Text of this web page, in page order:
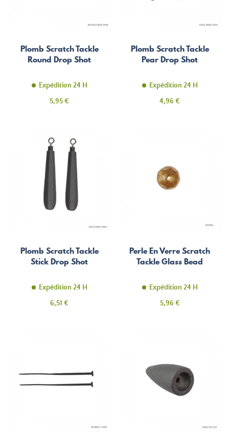
Plomb Scratch Tackle
Round Drop Shot
Expédition 24 H
Prix
5,95 €
Plomb Scratch Tackle
Pear Drop Shot
Expédition 24 H
Prix
4,96 €
Plomb Scratch Tackle
Stick Drop Shot
Expédition 24 H
Prix
6,51 €
Perle En Verre Scratch
Tackle Glass Bead
Expédition 24 H
Prix
5,96 €